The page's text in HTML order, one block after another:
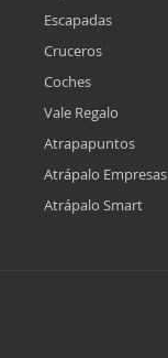
Escapadas
Cruceros
Coches
Vale Regalo
Atrapapuntos
Atrápalo Empresas
Atrápalo Smart